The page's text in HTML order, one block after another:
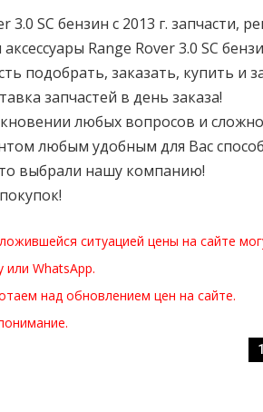
3.0 SC бензин с 2013 г. запчасти,
Range Rover 3.0 SC
подобрать, заказать, купить и
запчастей в день заказа!
любых вопросов и
любым удобным для Вас
выбрали нашу компанию!
ситуацией цены на сайте
WhatsApp.
над обновлением цен на сайте.
1